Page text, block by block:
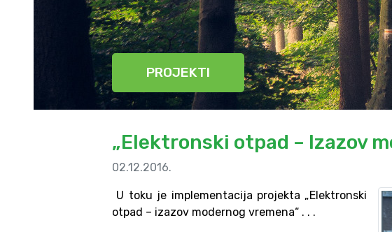
PROJEKTI
„Elektronski otpad – Izazov
02.12.2016.
U toku je implementacija projekta „Elektronski
otpad – izazov modernog vremena“ . . .